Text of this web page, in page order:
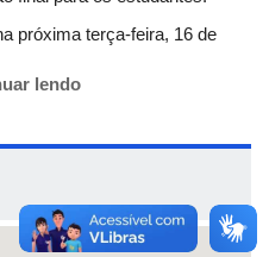
próxima terça-feira, 16 de
lendo